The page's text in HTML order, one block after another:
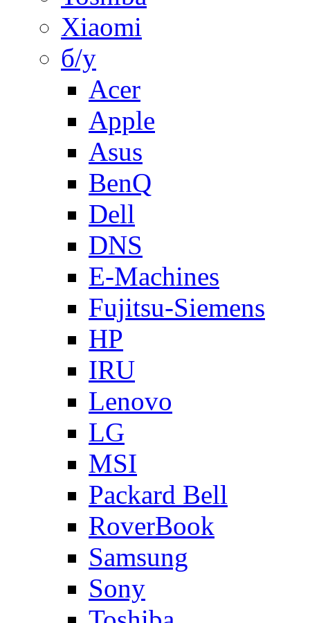
Xiaomi
б/у
Acer
Apple
Asus
BenQ
Dell
DNS
E-Machines
Fujitsu-Siemens
HP
IRU
Lenovo
LG
MSI
Packard Bell
RoverBook
Samsung
Sony